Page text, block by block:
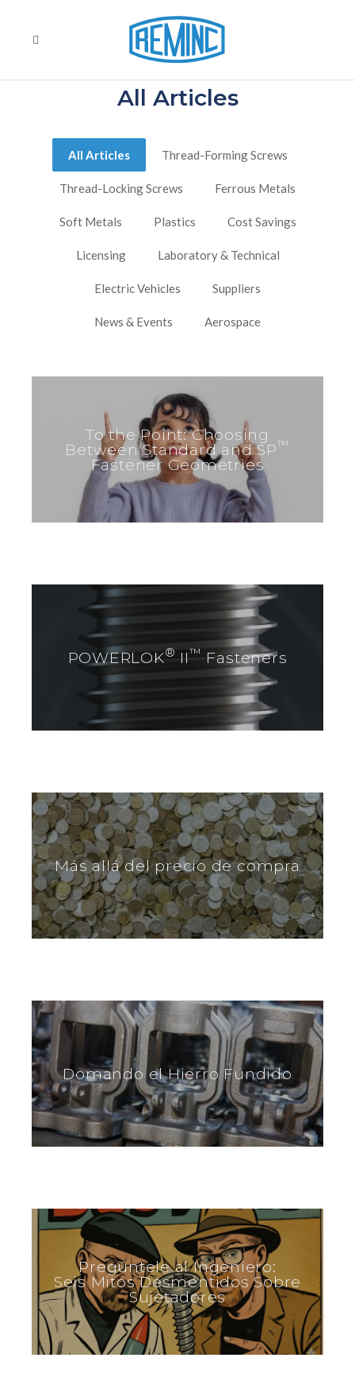
All Articles
All Articles Thread-Forming Screws
Thread-Locking Screws Ferrous Metals
Soft Metals Plastics Cost Savings
Licensing Laboratory & Technical
Electric Vehicles Suppliers
News & Events Aerospace
To the Point: Choosing
Between Standard and SP™
Fastener Geometries
POWERLOK® II™ Fasteners
Más allá del precio de compra
Domando el Hierro Fundido
Pregúntele al Ingeniero:
Seis Mitos Desmentidos Sobre
Sujetadores